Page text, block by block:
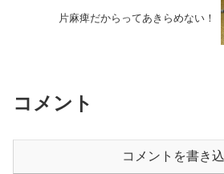
片麻痺だからってあきらめない！
コメント
コメントを書き